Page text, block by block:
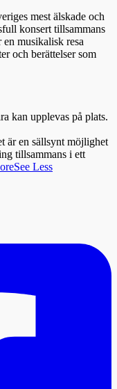
mest älskade och
konsert tillsammans
musikalisk resa
och berättelser som
kan upplevas på plats.
är en sällsynt möjlighet
tillsammans i ett
See Less